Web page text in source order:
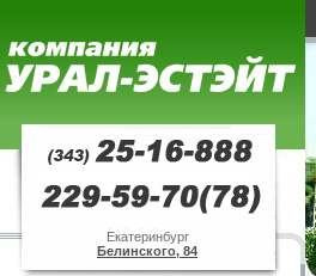
Екатеринбург
Белинского, 84